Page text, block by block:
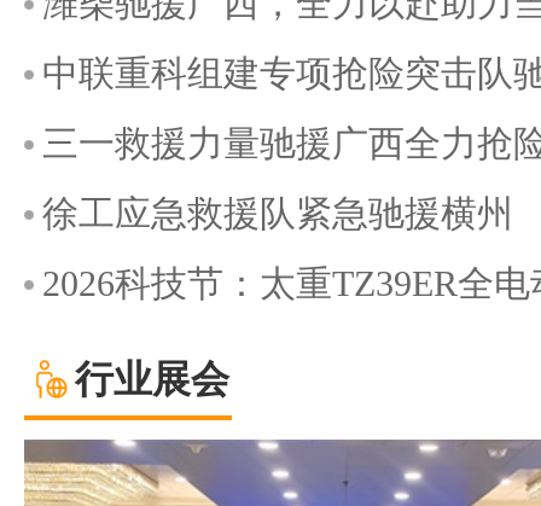
中联重科组建专项抢险突击队
三一救援力量驰援广西全力抢
徐工应急救援队紧急驰援横州
2026科技节：太重TZ39ER全
行业展会